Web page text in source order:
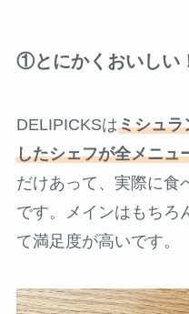
①とにかくおいしい
DELIPICKSはミシュラ
したシェフが全メニュ
だけあって、実際に食
です。メインはもちろ
て満足度が高いです。